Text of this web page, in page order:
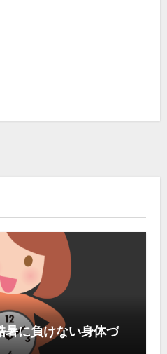
暑に負けない身体づ